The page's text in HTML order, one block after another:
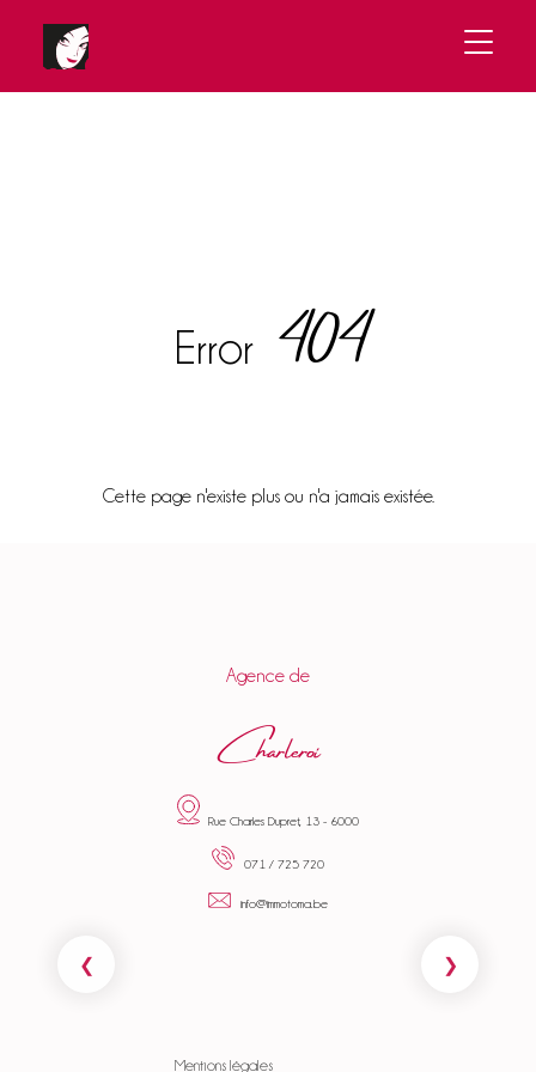
Error404
Cette page n'existe plus ou n'a jamais existée.
Agence de
Charleroi
Rue Charles Dupret, 13 - 6000
071 / 725 720
info@immotoma.be
Mentions légales